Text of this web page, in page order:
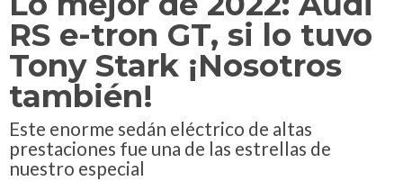
RS e-tron GT, si lo tuvo
Tony Stark ¡Nosotros
también!
Este enorme sedán eléctrico de altas
prestaciones fue una de las estrellas de
nuestro especial